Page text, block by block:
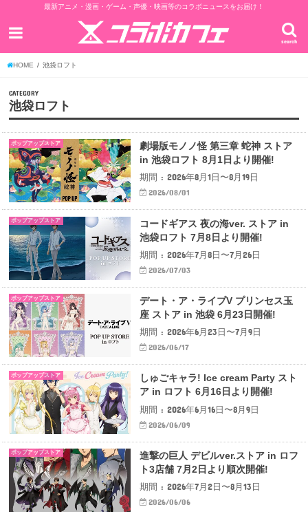
最新アニメ・漫画・ゲーム・声優・映画等のコラボニュースをお届け！
search
HOME 池袋ロフト
CATEGORY
池袋ロフト
ポップアップストア
劇場版モノノ怪 第三章 蛇神 ストア
in 池袋ロフト 8月1日より開催!
期間 : 2026年8月1日〜8月19日
2026/08/01
ポップアップストア
コードギアス 夜の海ver. ストア in
池袋ロフト 7月8日より開催!
期間 : 2026年7月8日〜7月26日
2026/07/03
ポップアップストア
デート・ア・ライブV プリンセス玉
座 ストア in 池袋 6月23日開催!
期間 : 2026年6月23日〜7月9日
2026/06/17
ポップアップストア
しゅごキャラ! Ice cream Party スト
ア in ロフト 6月16日より開催!
期間 : 2026年6月16日〜8月9日
2026/06/09
ポップアップストア
進撃の巨人 デビルver.ストア in ロフ
ト3店舗 7月2日より順次開催!
期間 : 2026年7月2日〜8月13日
2026/06/06